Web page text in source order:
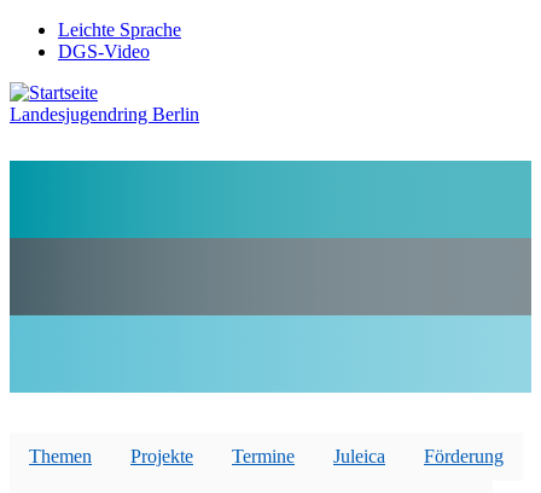
Direkt
zum
Preheader
Menü
Leichte Sprache
DGS-Video
Landesjugendring Berlin
Themen Projekte Termine Juleica Förderung